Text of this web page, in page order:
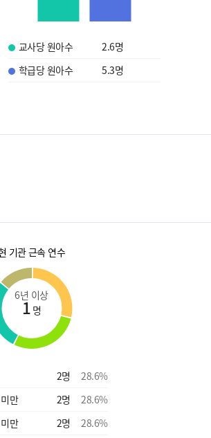
교사당 원아수 2.6명
학급당 원아수
5.3명
기관 근속 연수
6년 이상
1 명
2명 28.6%
만
2명 28.6%
만
2명 28.6%